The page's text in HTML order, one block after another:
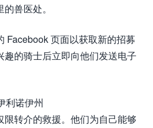
兽医处。
Facebook 页面以获取新的招募
的骑士后立即向他们发送电子
利诺伊州
转介的救援。他们为自己能够